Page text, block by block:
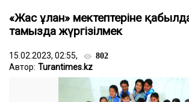
«Жас ұлан» мектептеріне
тамызда жүргізілмек
15.02.2023, 02:55, 802
Автор: Turantimes.kz